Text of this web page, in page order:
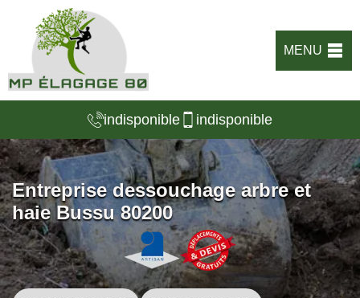
MENU
indisponible indisponible
Entreprise dessouchage arbre et
haie Bussu 80200